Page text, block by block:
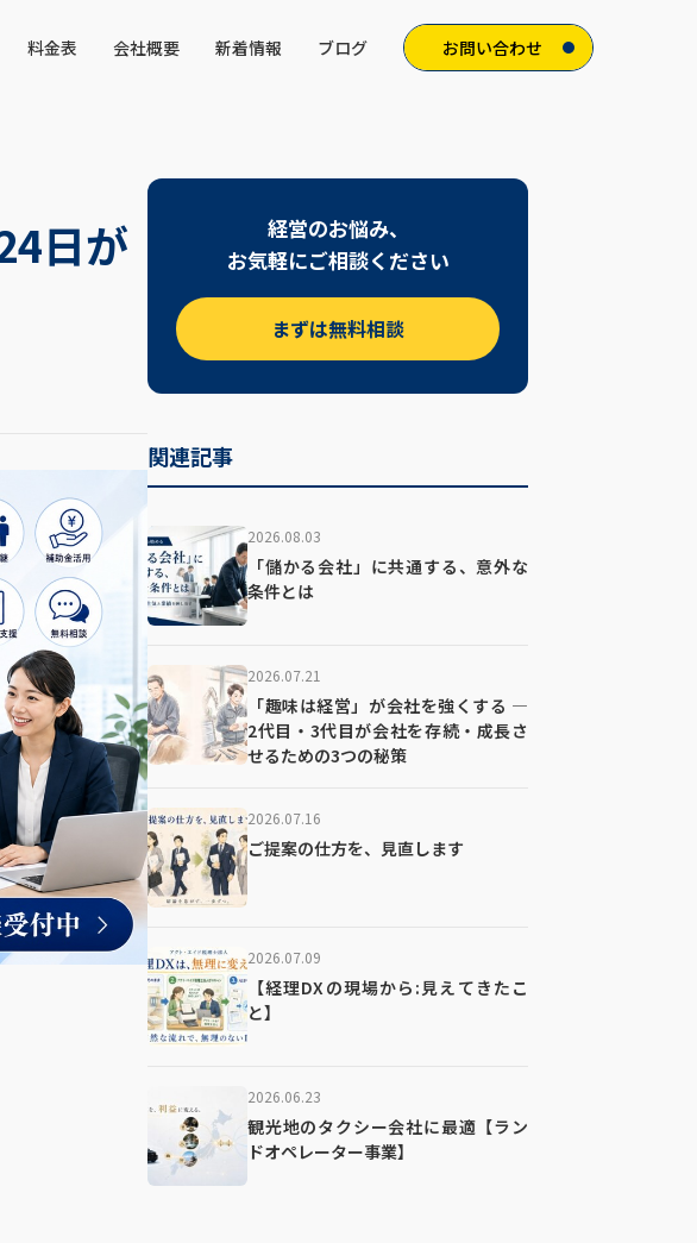
料金表 会社概要 新着情報 ブログ お問い合わせ
日が
経営のお悩み、
お気軽にご相談ください
まずは無料相談
関連記事
2026.08.03
「儲かる会社」に共通する、意外な
条件とは
2026.07.21
「趣味は経営」が会社を強くする ―
2代目・3代目が会社を存続・成長さ
せるための3つの秘策
2026.07.16
ご提案の仕方を、見直します
2026.07.09
【経理DXの現場から:見えてきたこ
と】
2026.06.23
観光地のタクシー会社に最適【ラン
ドオペレーター事業】